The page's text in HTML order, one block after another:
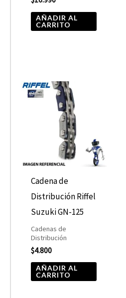
AÑADIR AL
CARRITO
Cadena de
Distribución Riffel
Suzuki GN-125
Cadenas de
Distribución
$4.800
AÑADIR AL
CARRITO